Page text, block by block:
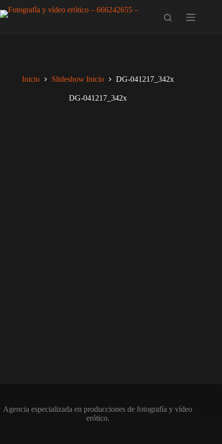
al
Inicio Slideshow Inicio DG-041217_342x
DG-041217_342x
Agencia especializada en producciones de fotografía y vídeo
erótico.